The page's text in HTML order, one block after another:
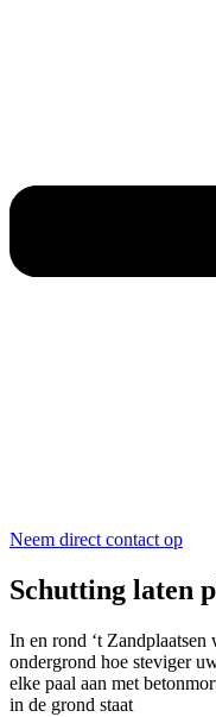
Neem direct contact op
Schutting laten
In en rond ‘t
ondergrond hoe steviger
elke paal aan met
in de grond staat